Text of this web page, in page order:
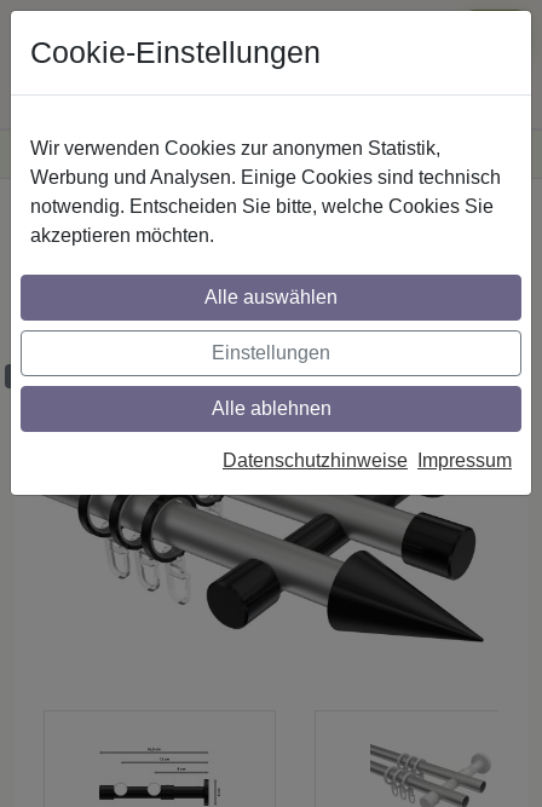
VersandkostenfreieLieferung innerhalb Deutschlands
Sichere Zahlung
Startseite Gardinenstangen Metall
2-läufig, Modell PRESTIGE - Savio
Silbergrau / Schwarz
Maßzuschnitt möglich
Cookie-Einstellungen
Wir verwenden Cookies zur anonymen Statistik,
Werbung und Analysen. Einige Cookies sind technisch
notwendig. Entscheiden Sie bitte, welche Cookies Sie
akzeptieren möchten.
Alle auswählen
Einstellungen
Alle ablehnen
Datenschutzhinweise Impressum